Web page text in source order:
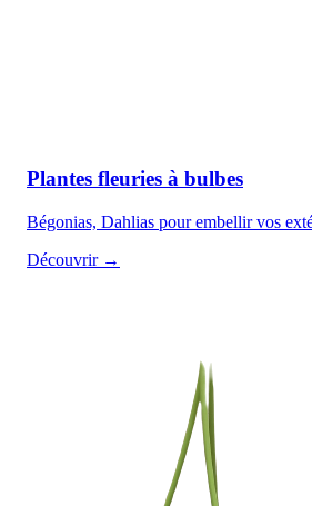
Plantes fleuries à bulbes
Bégonias, Dahlias pour embellir vos
Découvrir →